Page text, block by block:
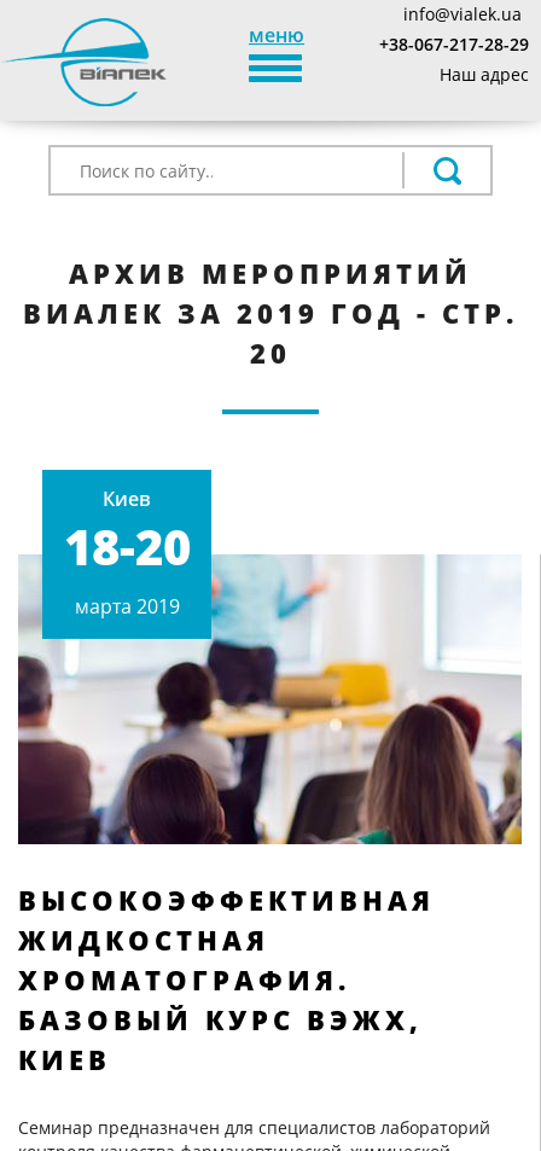
меню
TOGGLE_NAVIGATION
info@vialek.ua
+38-067-217-28-29
Наш адрес
АРХИВ МЕРОПРИЯТИЙ
ВИАЛЕК ЗА 2019 ГОД - СТР.
20
Киев
18-20
марта 2019
ВЫСОКОЭФФЕКТИВНАЯ
ЖИДКОСТНАЯ
ХРОМАТОГРАФИЯ.
БАЗОВЫЙ КУРС ВЭЖХ,
КИЕВ
Семинар предназначен для специалистов лабораторий